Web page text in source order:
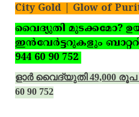
City Gold | Glow of
വൈദ്യുതി മുടക്കമോ?
ഇന്‍വേര്‍ട്ടറുകളും
944 60 90 752
ളാര്‍ വൈദ്യുതി 49,000
60 90 752